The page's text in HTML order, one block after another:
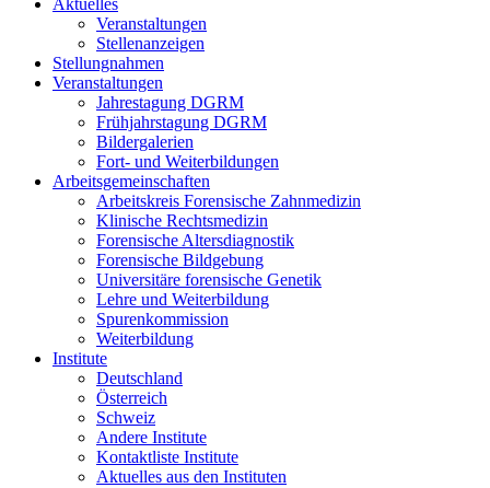
Aktuelles
Veranstaltungen
Stellenanzeigen
Stellungnahmen
Veranstaltungen
Jahrestagung DGRM
Frühjahrstagung DGRM
Bildergalerien
Fort- und Weiterbildungen
Arbeitsgemeinschaften
Arbeitskreis Forensische Zahnmedizin
Klinische Rechtsmedizin
Forensische Altersdiagnostik
Forensische Bildgebung
Universitäre forensische Genetik
Lehre und Weiterbildung
Spurenkommission
Weiterbildung
Institute
Deutschland
Österreich
Schweiz
Andere Institute
Kontaktliste Institute
Aktuelles aus den Instituten